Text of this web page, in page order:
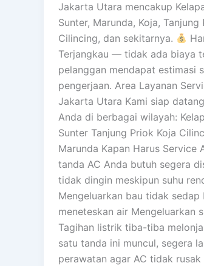
Jakarta Utara mencakup
Sunter, Marunda, Koja, Tanjung
Cilincing, dan sekitarnya.
Terjangkau — tidak ada biaya
pelanggan mendapat estimasi
pengerjaan. Area Layanan
Jakarta Utara Kami siap
Anda di berbagai wilayah:
Sunter Tanjung Priok Koja
Marunda Kapan Harus Service
tanda AC Anda butuh segera
tidak dingin meskipun suhu
Mengeluarkan bau tidak sedap
meneteskan air Mengeluarkan
Tagihan listrik tiba-tiba
satu tanda ini muncul, segera
perawatan agar AC tidak rusak